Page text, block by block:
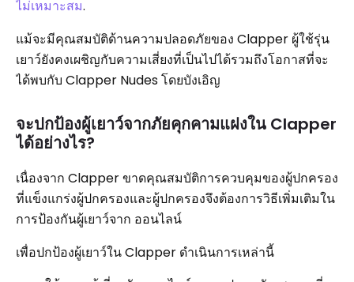
ไม่เหมาะสม.
แม้จะมีคุณสมบัติด้านความปลอดภัยของ Clapper ผู้ใช้รุ่น
เยาว์ยังคงเผชิญกับความเสี่ยงที่เป็นไปได้รวมถึงโอกาสที่จะ
ได้พบกับ Clapper Nudes โดยบังเอิญ
จะปกป้องผู้เยาว์จากภัยคุกคามแฝงใน Clapper
ได้อย่างไร?
เนื่องจาก Clapper ขาดคุณสมบัติการควบคุมของผู้ปกครอง
ที่แข็งแกร่งผู้ปกครองและผู้ปกครองจึงต้องการวิธีเพิ่มเติมใน
การป้องกันผู้เยาว์จาก ออนไลน์
เพื่อปกป้องผู้เยาว์ใน Clapper ดำเนินการเหล่านี้